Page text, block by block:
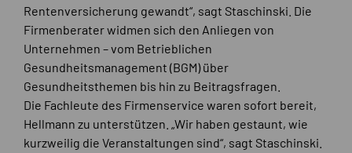
Rentenversicherung gewandt“, sagt Staschinski. Die
Firmenberater widmen sich den Anliegen von
Unternehmen – vom Betrieblichen
Gesundheitsmanagement (BGM) über
Gesundheitsthemen bis hin zu Beitragsfragen.
Die Fachleute des Firmenservice waren sofort bereit,
Hellmann zu unterstützen. „Wir haben gestaunt, wie
kurzweilig die Veranstaltungen sind“, sagt Staschinski.